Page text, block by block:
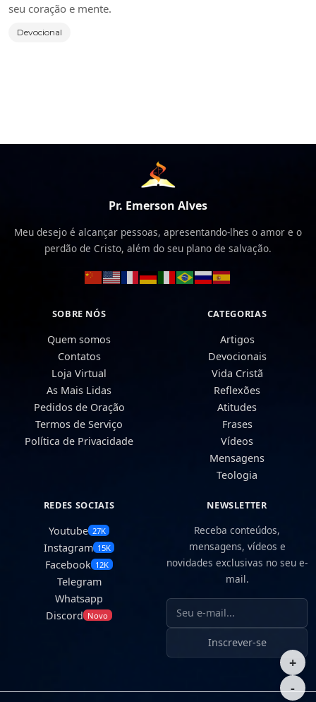
seu coração e mente.
Devocional
Pr. Emerson Alves
Meu desejo é alcançar pessoas, apresentando-lhes o amor e o
perdão de Cristo, além do seu plano de salvação.
SOBRE NÓS
Quem somos
Contatos
Loja Virtual
As Mais Lidas
Pedidos de Oração
Termos de Serviço
Política de Privacidade
CATEGORIAS
Artigos
Devocionais
Vida Cristã
Reflexões
Atitudes
Frases
Vídeos
Mensagens
Teologia
REDES SOCIAIS
Youtube 27K
Instagram 15K
Facebook 12K
Telegram
Whatsapp
Discord Novo
NEWSLETTER
Receba conteúdos,
mensagens, vídeos e
novidades exclusivas no seu e-
mail.
Seu e-mail
Inscrever-se
+
-